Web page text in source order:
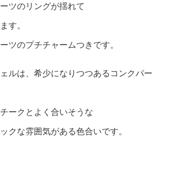
ツのリングが揺れて
す。
ツのプチチャームつきです。
ルは、希少になりつつあるコンクパー
ークとよく合いそうな
クな雰囲気がある色合いです。